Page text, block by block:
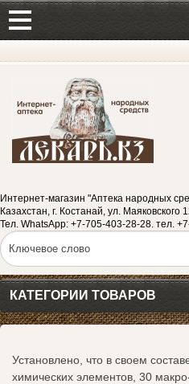
Интернет-магазин "Аптека народных
Казахстан, г. Костанай, ул. Маяковского
Тел. WhatsApp: +7-705-403-28-28. тел.
КАТЕГОРИИ ТОВАРОВ
Установлено, что в своем
химических элементов, 30